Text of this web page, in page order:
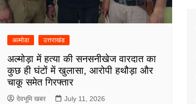
अल्मोडा उत्तराखंड
अल्मोड़ा में हत्या की सनसनीखेज वारदात का
कुछ ही घंटों में खुलासा, आरोपी हथौड़ा और
चाकू समेत गिरफ्तार
देवभूमि खबर July 11, 2026